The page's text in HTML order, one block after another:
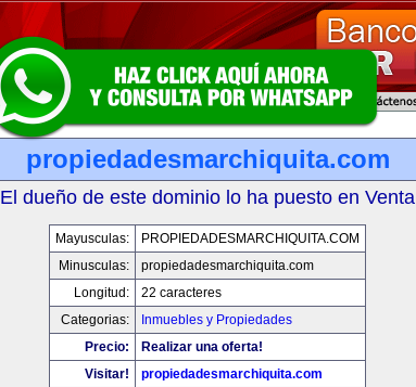
propiedadesmarchiquita.com
El dueño de este dominio lo ha puesto en Venta
Mayusculas:
PROPIEDADESMARCHIQUITA.COM
Minusculas:
propiedadesmarchiquita.com
Longitud:
22 caracteres
Categorias:
Inmuebles y Propiedades
Precio:
Realizar una oferta!
Visitar!
propiedadesmarchiquita.com